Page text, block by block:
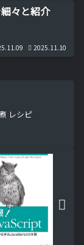
々と紹介
2025.11.10
レシピ